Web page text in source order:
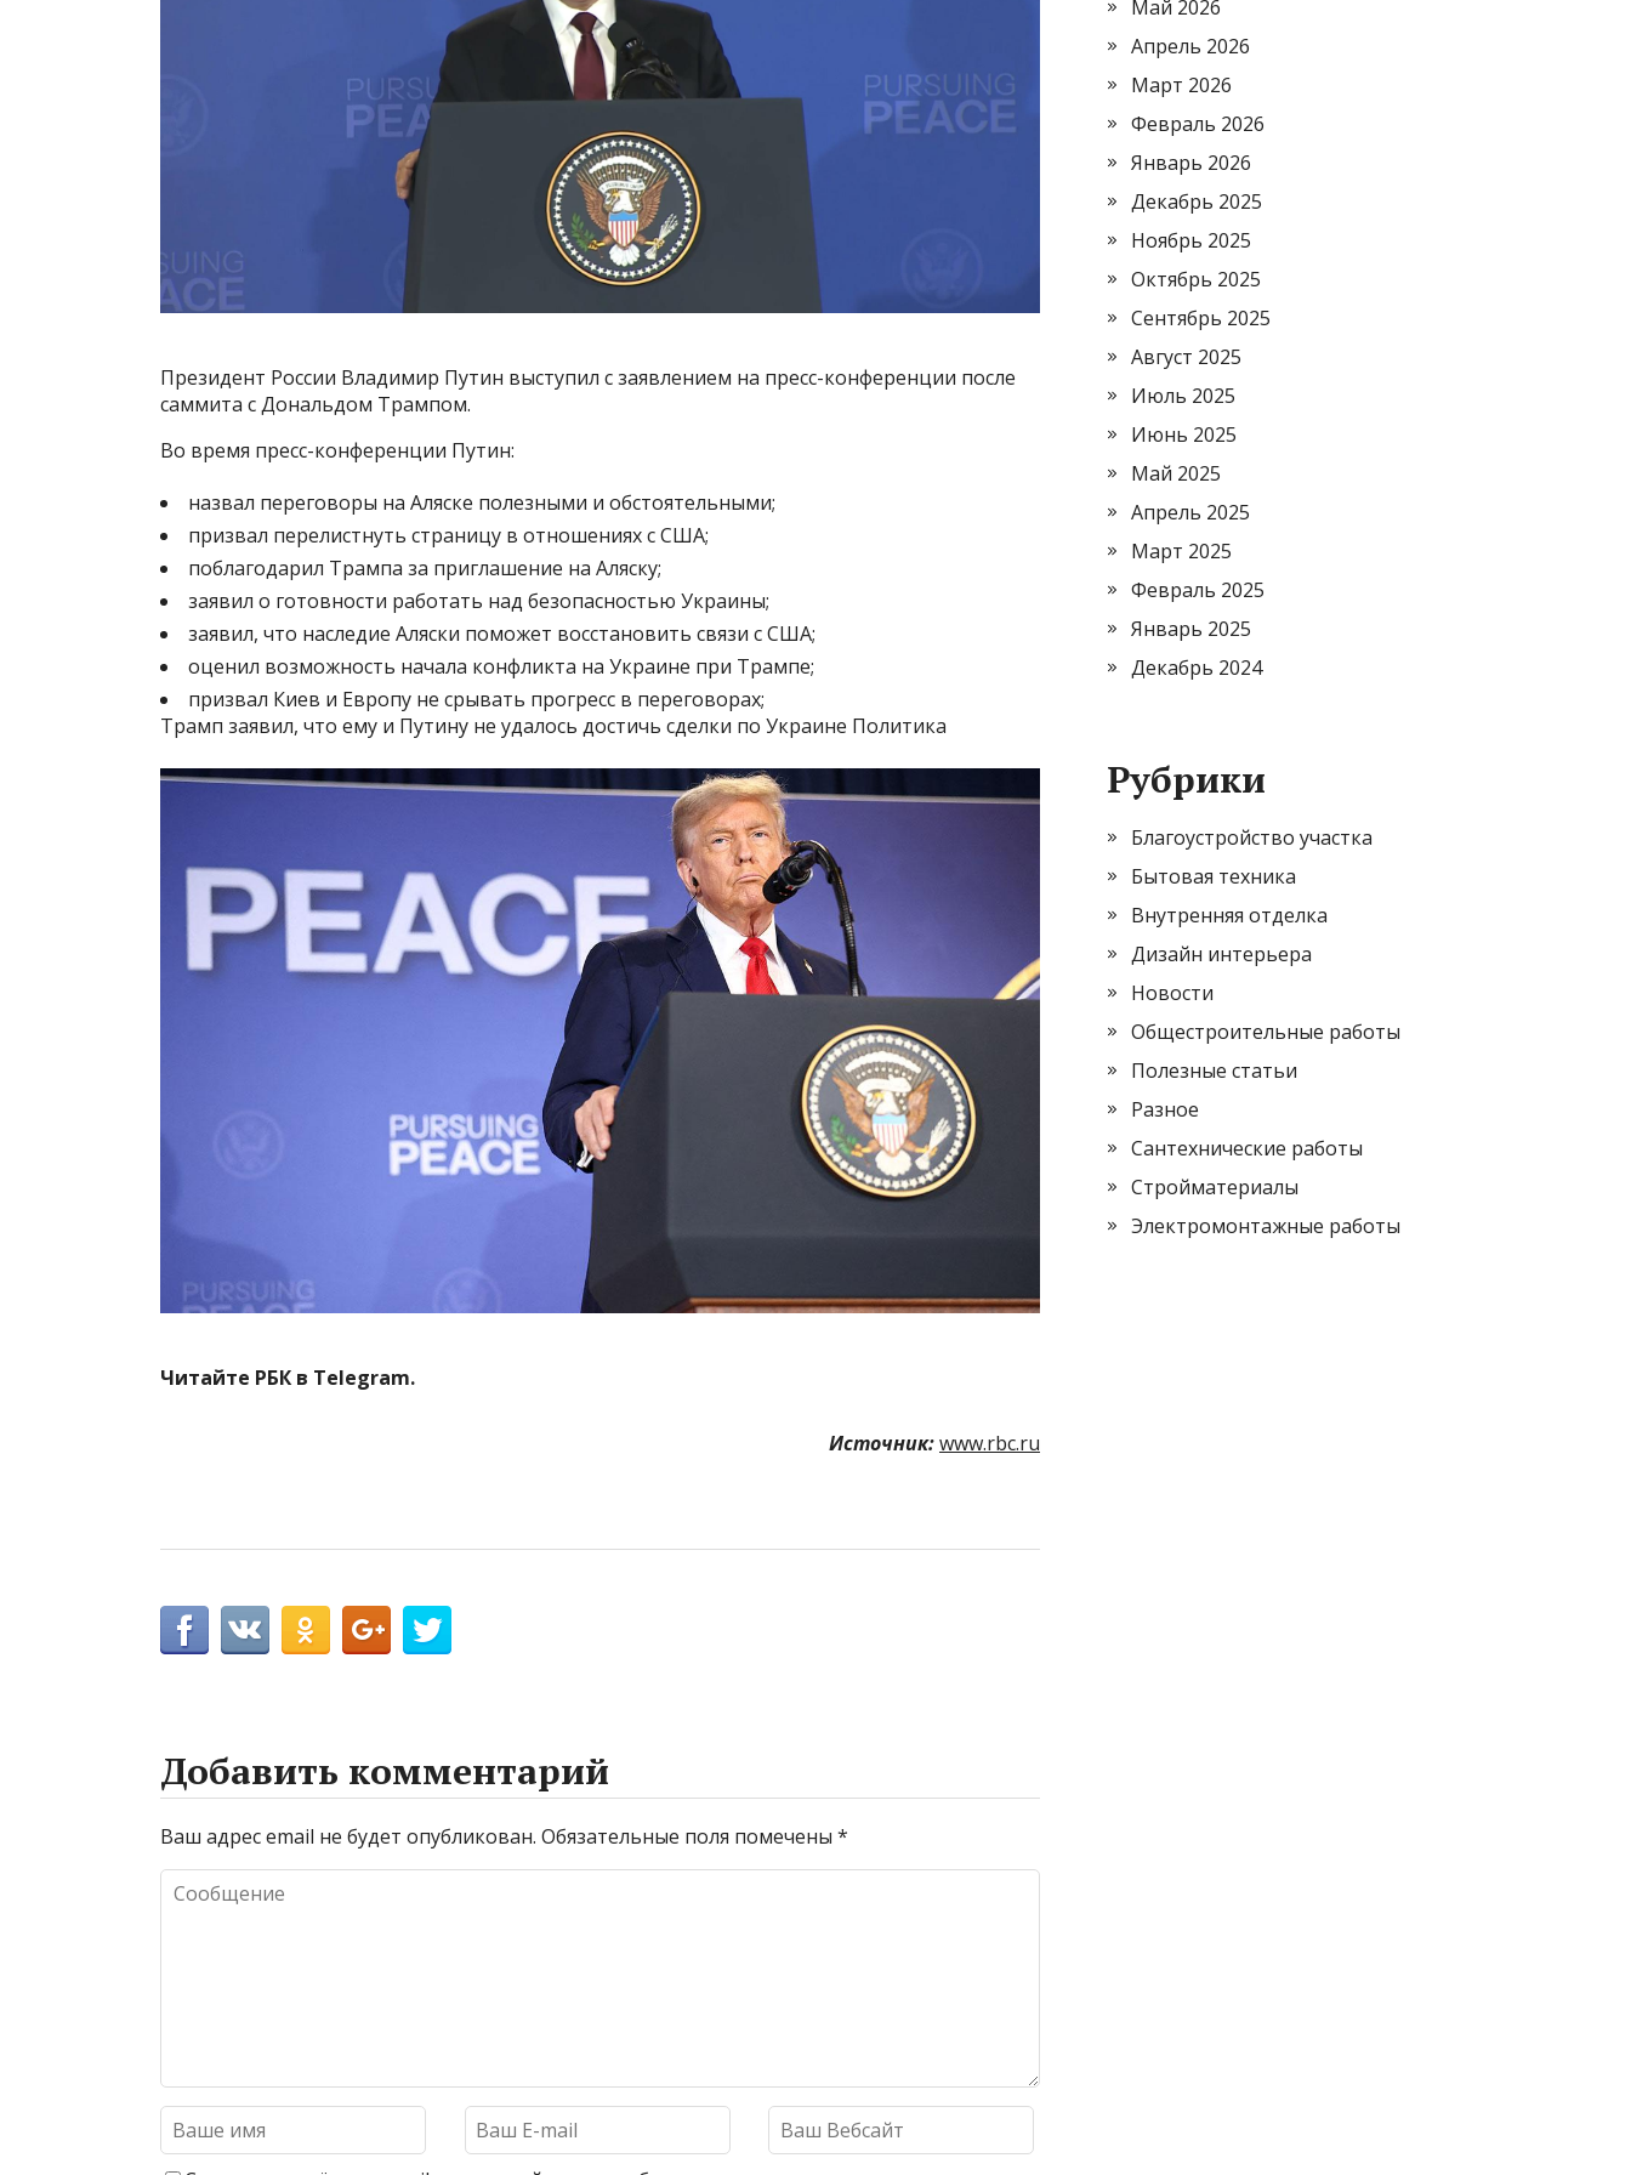
Президент России Владимир Путин выступил с заявлением на пресс-конференции после
саммита с Дональдом Трампом.
Во время пресс-конференции Путин:
назвал переговоры на Аляске полезными и обстоятельными;
призвал перелистнуть страницу в отношениях с США;
поблагодарил Трампа за приглашение на Аляску;
заявил о готовности работать над безопасностью Украины;
заявил, что наследие Аляски поможет восстановить связи с США;
оценил возможность начала конфликта на Украине при Трампе;
призвал Киев и Европу не срывать прогресс в переговорах;
Трамп заявил, что ему и Путину не удалось достичь сделки по Украине Политика
Читайте РБК в Telegram.
Источник:www.rbc.ru
Добавить комментарий
Ваш адрес email не будет опубликован. Обязательные поля помечены *
Май 2026
Апрель 2026
Март 2026
Февраль 2026
Январь 2026
Декабрь 2025
Ноябрь 2025
Октябрь 2025
Сентябрь 2025
Август 2025
Июль 2025
Июнь 2025
Май 2025
Апрель 2025
Март 2025
Февраль 2025
Январь 2025
Декабрь 2024
Рубрики
Благоустройство участка
Бытовая техника
Внутренняя отделка
Дизайн интерьера
Новости
Общестроительные работы
Полезные статьи
Разное
Сантехнические работы
Стройматериалы
Электромонтажные работы